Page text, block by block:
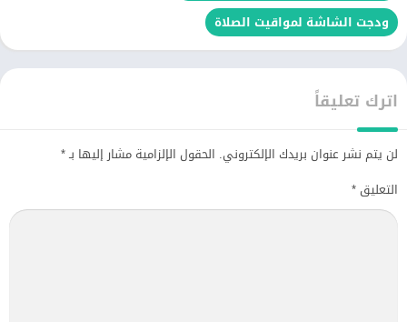
ودجت الشاشة لمواقيت الصلاة
اترك تعليقاً
لن يتم نشر عنوان بريدك الإلكتروني. الحقول الإلزامية مشار إليها بـ*
التعليق *